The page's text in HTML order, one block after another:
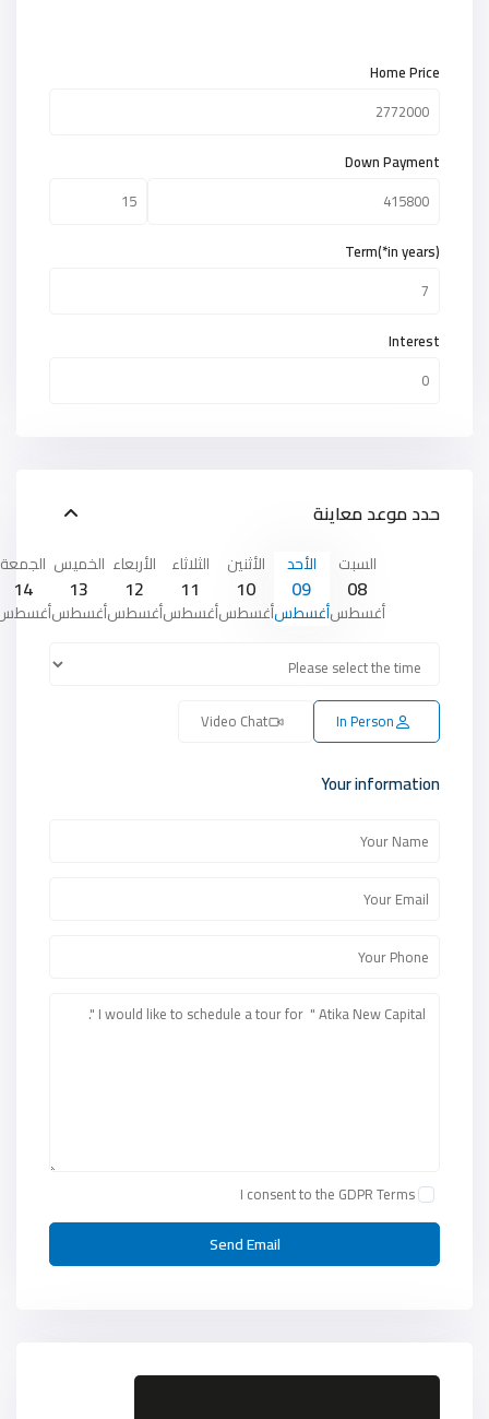
Home Price
Down Payment
Term(*in years)
Interest
حدد موعد معاينة
السبت
08
أغسطس
الأحد
09
أغسطس
الأثنين
10
أغسطس
الثلاثاء
11
أغسطس
الأربعاء
12
أغسطس
الخميس
13
أغسطس
الجمعة
14
In Person
Video Chat
Your information
I consent to the GDPR Terms